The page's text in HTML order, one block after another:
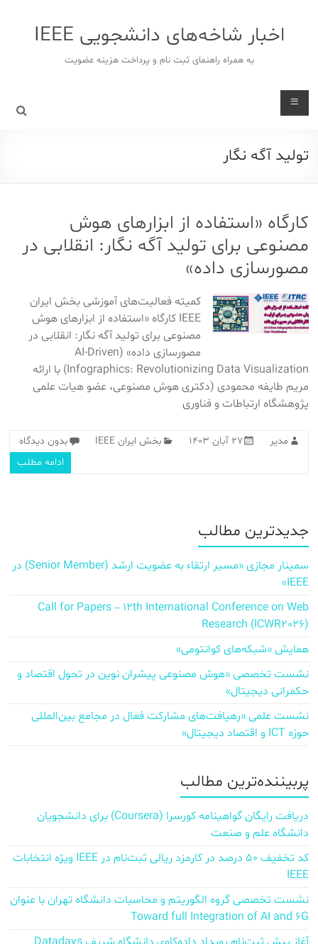
اخبار شاخه‌های دانشجویی IEEE
به همراه راهنمای ثبت نام و پرداخت هزینه عضویت
تولید آگه نگار
کارگاه «استفاده از ابزارهای هوش
مصنوعی برای تولید آگه نگار: انقلابی در
مصورسازی داده»
کمیته فعالیت‌های آموزشی بخش ایران
IEEE کارگاه «استفاده از ابزارهای هوش
مصنوعی برای تولید آگه نگار: انقلابی در
مصورسازی داده» (AI-Driven
Infographics: Revolutionizing Data Visualization) با ارائه‌
مریم طایفه محمودی (دکتری هوش مصنوعی، عضو هیات علمی
پژوهشگاه ارتباطات و فناوری
مدیر ۲۷ آبان ۱۴۰۳ بخش ایران IEEE
بدون دیدگاه
ادامه مطلب
جدیدترین مطالب
سمینار مجازی «مسیر ارتقاء به عضویت ارشد (Senior Member) در
IEEE»
Call for Papers – 12th International Conference on Web
Research (ICWR2026)
همایش «شبکه‌های کوانتومی»
نشست تخصصی «هوش مصنوعی پیشران نوین در تحول اقتصاد و
حکمرانی دیجیتال»
نشست علمی «رهیافت‌های مشارکت فعال در مجامع بین‌المللی
حوزه ICT و اقتصاد دیجیتال»
پربیننده‌ترین مطالب
دریافت رایگان گواهینامه کورسرا (Coursera) برای دانشجویان
دانشگاه علم و صنعت
کد تخفیف ۵۰ درصد در کارمزد ریالی ثبت‌نام در IEEE ویژه انتخابات
IEEE
نشست تخصصی گروه الگوریتم و محاسبات دانشگاه تهران با عنوان
Toward full Integration of AI and 6G